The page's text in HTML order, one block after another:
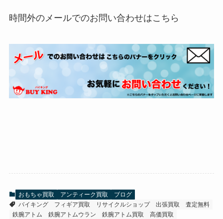
時間外のメールでのお問い合わせはこちら
おもちゃ買取 アンティーク買取
ブログ
バイキング
フィギア買取 リサイクルショップ 出張買取
査定無料
鉄腕アトム
鉄腕アトムウラン 鉄腕アトム買取 高価買取